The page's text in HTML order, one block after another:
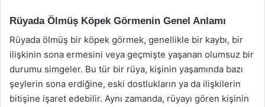
Rüyada Ölmüş Köpek Görmenin Genel Anlamı
Rüyada ölmüş bir köpek görmek, genellikle bir kaybı, bir
ilişkinin sona ermesini veya geçmişte yaşanan olumsuz bir
durumu simgeler. Bu tür bir rüya, kişinin yaşamında bazı
şeylerin sona erdiğine, eski dostlukların ya da ilişkilerin
bitişine işaret edebilir. Aynı zamanda, rüyayı gören kişinin